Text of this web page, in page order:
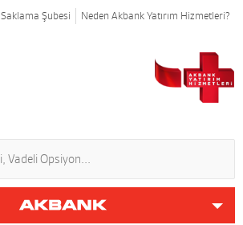
Saklama Şubesi Neden Akbank Yatırım Hizmetleri?